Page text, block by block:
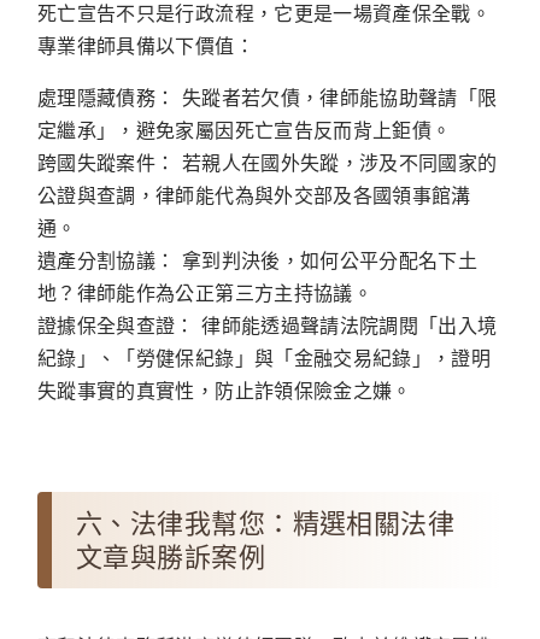
死亡宣告不只是行政流程，它更是一場資產保全戰。
專業律師具備以下價值：
處理隱藏債務：
失蹤者若欠債，律師能協助聲請「限
定繼承」，避免家屬因死亡宣告反而背上鉅債。
跨國失蹤案件：
若親人在國外失蹤，涉及不同國家的
公證與查調，律師能代為與外交部及各國領事館溝
通。
遺產分割協議：
拿到判決後，如何公平分配名下土
地？律師能作為公正第三方主持協議。
證據保全與查證：
律師能透過聲請法院調閱「出入境
紀錄」、「勞健保紀錄」與「金融交易紀錄」，證明
失蹤事實的真實性，防止詐領保險金之嫌。
六、法律我幫您：精選相關法律
文章與勝訴案例